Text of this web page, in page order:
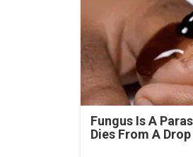
Fungus Is A
Dies From A